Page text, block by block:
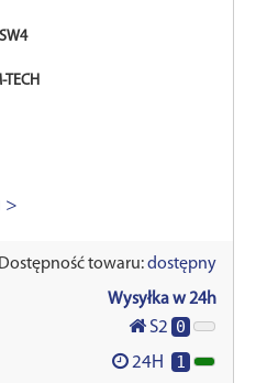
TECH
>
Dostępność towaru:dostępny
Wysyłka w 24h
S2 0
24H 1